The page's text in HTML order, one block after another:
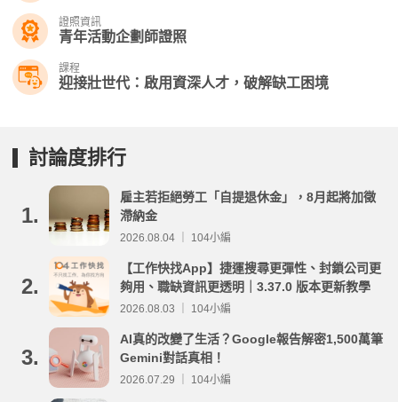
證照資訊
青年活動企劃師證照
課程
迎接壯世代：啟用資深人才，破解缺工困境
討論度排行
1.
雇主若拒絕勞工「自提退休金」，8月起將加徵
滯納金
2026.08.04 ｜ 104小編
2.
【工作快找App】捷運搜尋更彈性、封鎖公司更
夠用、職缺資訊更透明｜3.37.0 版本更新教學
2026.08.03 ｜ 104小編
3.
AI真的改變了生活？Google報告解密1,500萬筆
Gemini對話真相！
2026.07.29 ｜ 104小編